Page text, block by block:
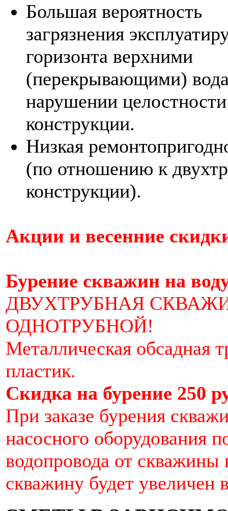
Большая вероятность
загрязнения
горизонта верхними
(перекрывающими)
нарушении целостности
конструкции.
Низкая
(по отношению к
конструкции).
Акции и весенние
Бурение скважин на
ДВУХТРУБНАЯ
ОДНОТРУБНОЙ!
Металлическая обсадная
пластик.
Скидка на бурение 250
При заказе бурения
насосного оборудования
водопровода от
скважину будет увеличен